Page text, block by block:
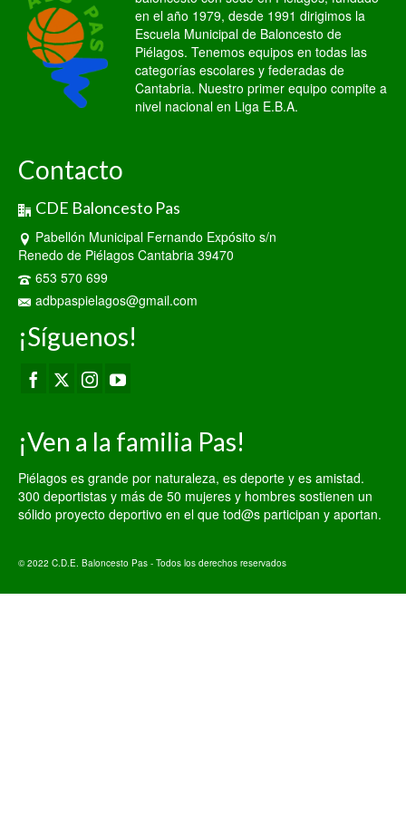
en el año 1979, desde 1991 dirigimos la
Escuela Municipal de Baloncesto de
Piélagos. Tenemos equipos en todas las
categorías escolares y federadas de
Cantabria. Nuestro primer equipo compite a
nivel nacional en Liga E.B.A.
Contacto
CDE Baloncesto Pas
Pabellón Municipal Fernando Expósito s/n
Renedo de Piélagos Cantabria 39470
653 570 699
adbpaspielagos@gmail.com
¡Síguenos!
¡Ven a la familia Pas!
Piélagos es grande por naturaleza, es deporte y es amistad.
300 deportistas y más de 50 mujeres y hombres sostienen un
sólido proyecto deportivo en el que tod@s participan y aportan.
© 2022 C.D.E. Baloncesto Pas - Todos los derechos reservados